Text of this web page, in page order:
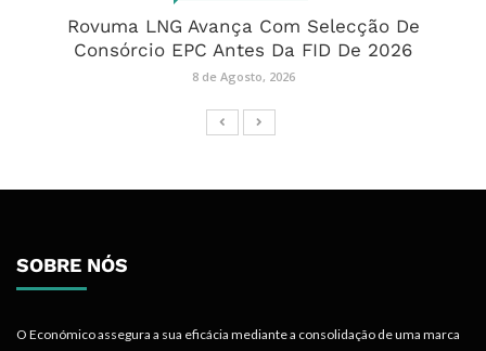
Rovuma LNG Avança Com Selecção De
Consórcio EPC Antes Da FID De 2026
8 de Agosto, 2026
SOBRE NÓS
O Económico assegura a sua eficácia mediante a consolidação de uma marca